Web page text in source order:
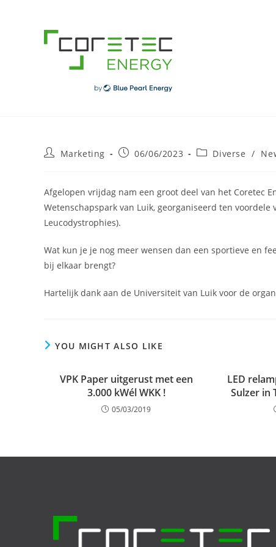
PostMarketing
Post06/06/2023
PostDiverse /
Afgelopen vrijdag nam een groot deel van het Coretec
Wetenschapspark van Luik, georganiseerd ten voordele
Leucodystrophies).
Wat kun je je nog meer wensen dan een sportieve en
bij elkaar brengt?
Hartelijk dank aan de Universiteit van Luik voor de
YOU MIGHT ALSO LIKE
VPK Paper uitgerust met een
3.000 kWél WKK !
05/03/2019
LED
Sulzer in